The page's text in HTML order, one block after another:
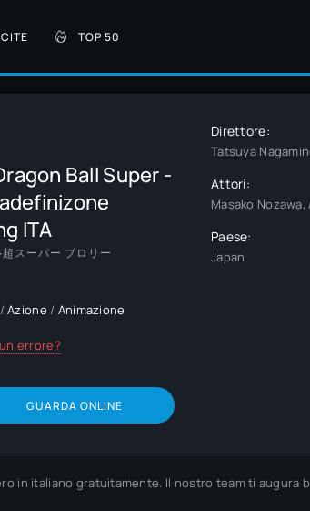
TOP 50
Ball Super -
ITA
スーパー ブロリー
/Azione / Animazione
errore?
GUARDA ONLINE
Direttore:
Tatsuya
Attori:
Masako Nozawa,
Paese:
Japan
in italiano gratuitamente. Il nostro team ti augura